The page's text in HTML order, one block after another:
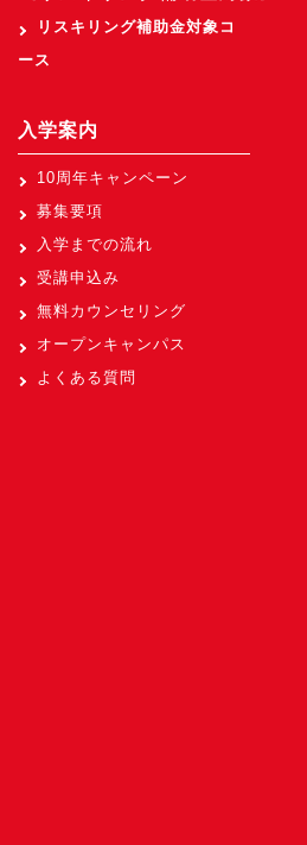
リスキリング補助金対象コ
ース
入学案内
10周年キャンペーン
募集要項
入学までの流れ
受講申込み
無料カウンセリング
オープンキャンパス
よくある質問